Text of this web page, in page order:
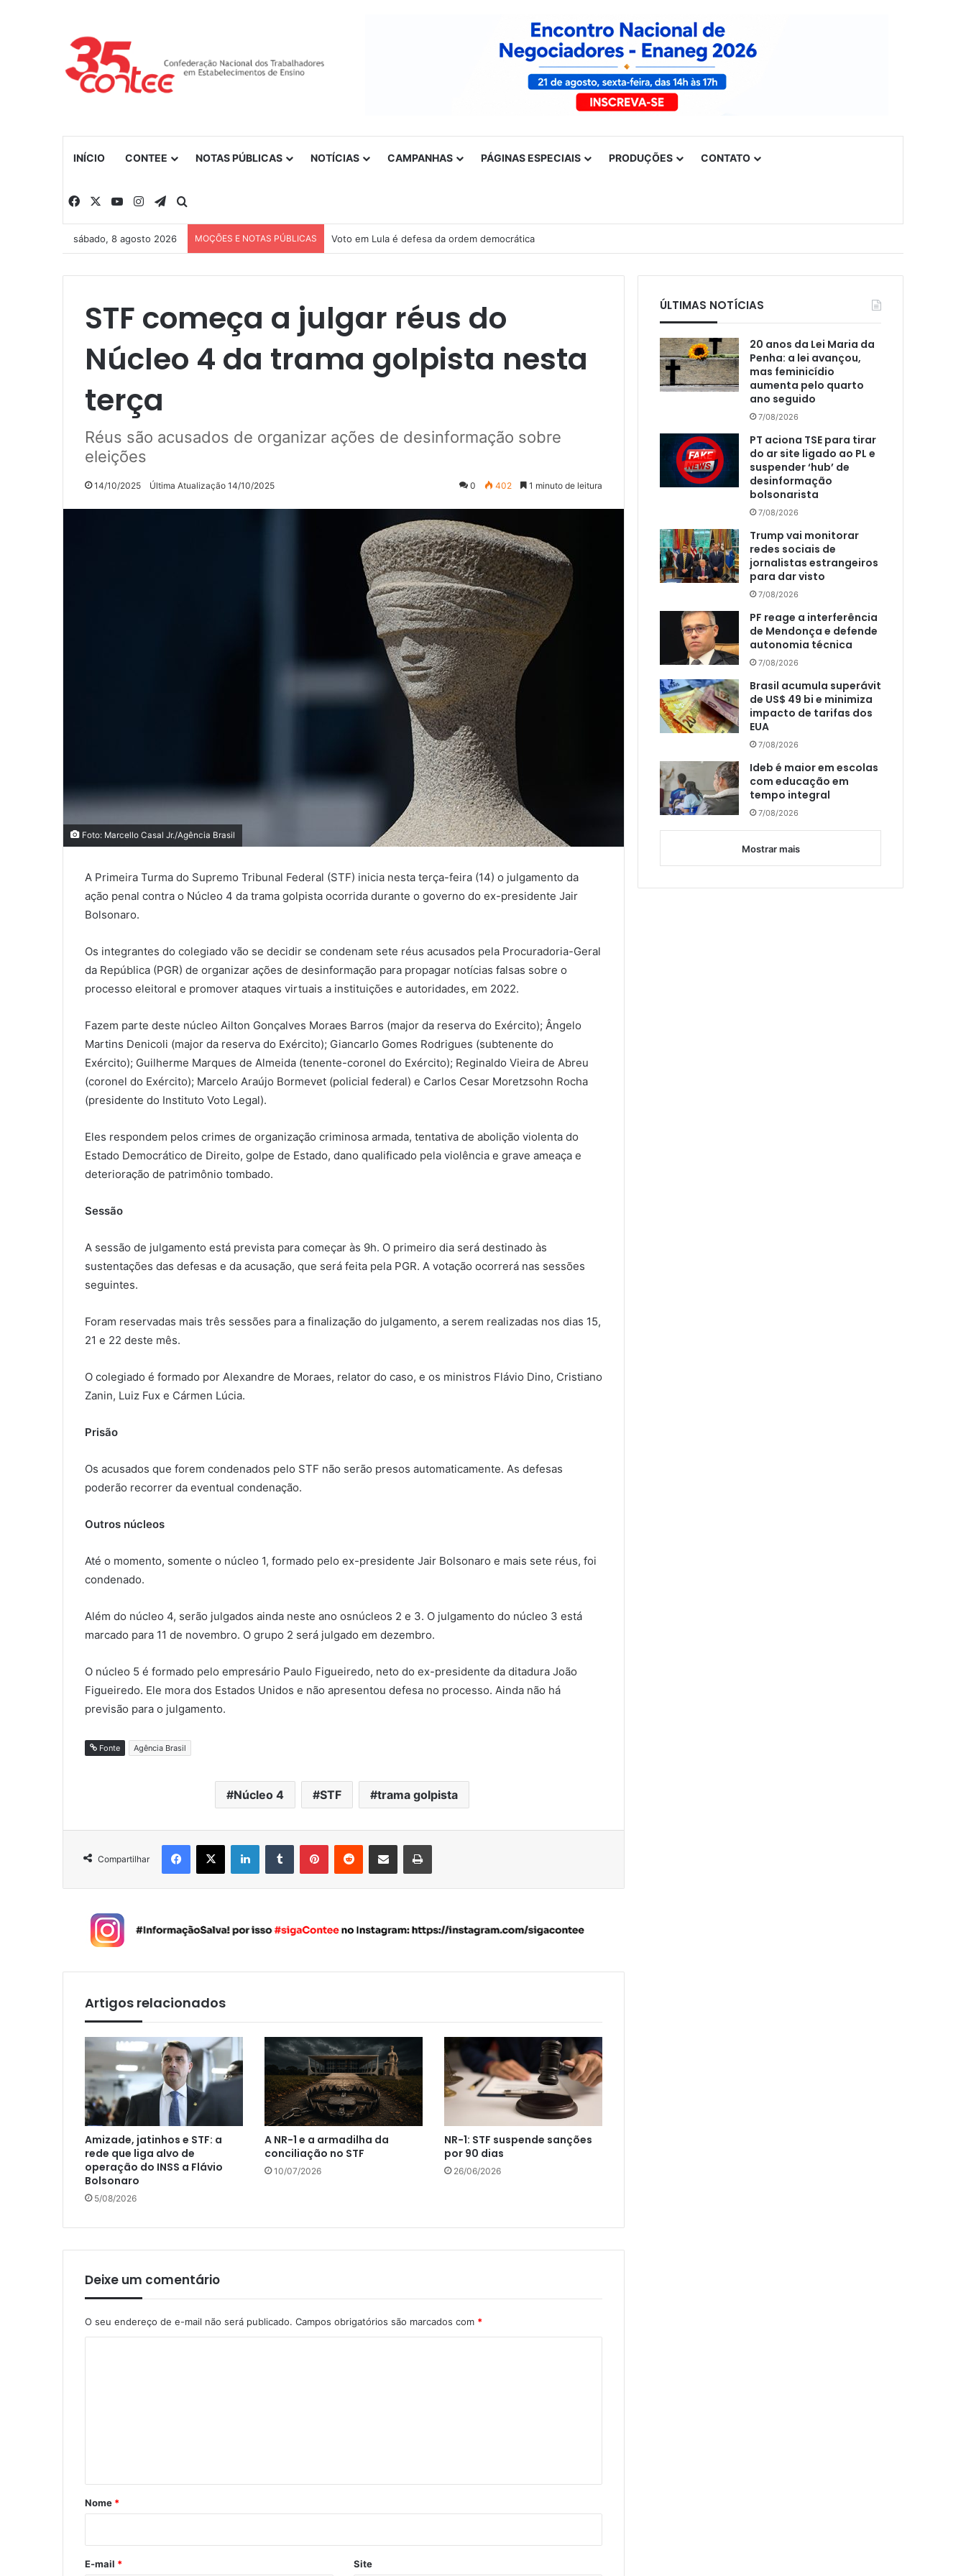
INÍCIO CONTEE NOTAS PÚBLICAS NOTÍCIAS CAMPANHAS PÁGINAS ESPECIAIS PRODUÇÕES CONTATO
Facebook YouTubeInstagramTelegram
sábado, 8 agosto 2026 MOÇÕES E NOTAS PÚBLICAS Voto em Lula é defesa da ordem democrática
STF começa a julgar réus do
Núcleo 4 da trama golpista nesta
terça
Réus são acusados de organizar ações de desinformação sobre
eleições
14/10/2025 Última Atualização 14/10/2025 0 402 1 minuto de leitura
Foto: Marcello Casal Jr./Agência Brasil
A Primeira Turma do Supremo Tribunal Federal (STF) inicia nesta terça-feira (14) o julgamento da
ação penal contra o Núcleo 4 da trama golpista ocorrida durante o governo do ex-presidente Jair
Bolsonaro.
Os integrantes do colegiado vão se decidir se condenam sete réus acusados pela Procuradoria-Geral
da República (PGR) de organizar ações de desinformação para propagar notícias falsas sobre o
processo eleitoral e promover ataques virtuais a instituições e autoridades, em 2022.
Fazem parte deste núcleo Ailton Gonçalves Moraes Barros (major da reserva do Exército); Ângelo
Martins Denicoli (major da reserva do Exército); Giancarlo Gomes Rodrigues (subtenente do
Exército); Guilherme Marques de Almeida (tenente-coronel do Exército); Reginaldo Vieira de Abreu
(coronel do Exército); Marcelo Araújo Bormevet (policial federal) e Carlos Cesar Moretzsohn Rocha
(presidente do Instituto Voto Legal).
Eles respondem pelos crimes de organização criminosa armada, tentativa de abolição violenta do
Estado Democrático de Direito, golpe de Estado, dano qualificado pela violência e grave ameaça e
deterioração de patrimônio tombado.
Sessão
A sessão de julgamento está prevista para começar às 9h. O primeiro dia será destinado às
sustentações das defesas e da acusação, que será feita pela PGR. A votação ocorrerá nas sessões
seguintes.
Foram reservadas mais três sessões para a finalização do julgamento, a serem realizadas nos dias 15,
21 e 22 deste mês.
O colegiado é formado por Alexandre de Moraes, relator do caso, e os ministros Flávio Dino, Cristiano
Zanin, Luiz Fux e Cármen Lúcia.
Prisão
Os acusados que forem condenados pelo STF não serão presos automaticamente. As defesas
poderão recorrer da eventual condenação.
Outros núcleos
Até o momento, somente o núcleo 1, formado pelo ex-presidente Jair Bolsonaro e mais sete réus, foi
condenado.
Além do núcleo 4, serão julgados ainda neste ano osnúcleos 2 e 3. O julgamento do núcleo 3 está
marcado para 11 de novembro. O grupo 2 será julgado em dezembro.
O núcleo 5 é formado pelo empresário Paulo Figueiredo, neto do ex-presidente da ditadura João
Figueiredo. Ele mora dos Estados Unidos e não apresentou defesa no processo. Ainda não há
previsão para o julgamento.
Fonte Agência Brasil
Núcleo 4 STF trama golpista
Compartilhar
Artigos relacionados
Amizade, jatinhos e STF: a
rede que liga alvo de
operação do INSS a Flávio
Bolsonaro
5/08/2026
A NR-1 e a armadilha da
conciliação no STF
10/07/2026
NR-1: STF suspende sanções
por 90 dias
26/06/2026
Deixe um comentário
O seu endereço de e-mail não será publicado. Campos obrigatórios são marcados com *
r
*
Nome *
E-mail * Site
ÚLTIMAS NOTÍCIAS
20 anos da Lei Maria da
Penha: a lei avançou,
mas feminicídio
aumenta pelo quarto
ano seguido
7/08/2026
PT aciona TSE para tirar
do ar site ligado ao PL e
suspender ‘hub’ de
desinformação
bolsonarista
7/08/2026
Trump vai monitorar
redes sociais de
jornalistas estrangeiros
para dar visto
7/08/2026
PF reage a interferência
de Mendonça e defende
autonomia técnica
7/08/2026
Brasil acumula superávit
de US$ 49 bi e minimiza
impacto de tarifas dos
EUA
7/08/2026
Ideb é maior em escolas
com educação em
tempo integral
7/08/2026
Mostrar mais